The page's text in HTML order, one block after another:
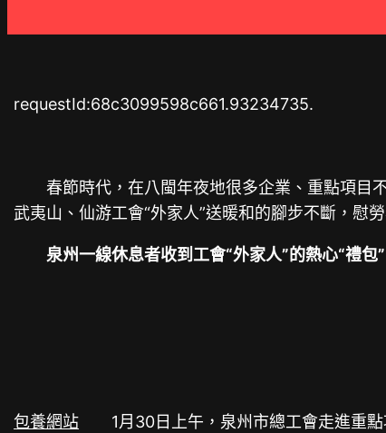
requestId:68c3099598c661.93234735.
春節時代，在八閩年夜地很多企業、重點項目
武夷山、仙游工會“外家人”送暖和的腳步不斷，慰
泉州一線休息者收到工會“外家人”的熱心“禮包”
包養網站 1月30日上午，泉州市總工會走進重點